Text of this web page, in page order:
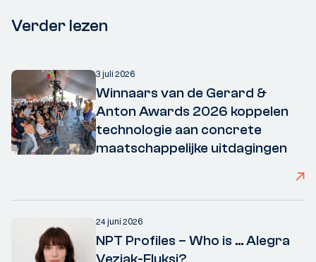
Verder lezen
3 juli 2026
Winnaars van de Gerard &
Anton Awards 2026 koppelen
technologie aan concrete
maatschappelijke uitdagingen
24 juni 2026
NPT Profiles – Who is ... Alegra
Vezjak-Fluksi?